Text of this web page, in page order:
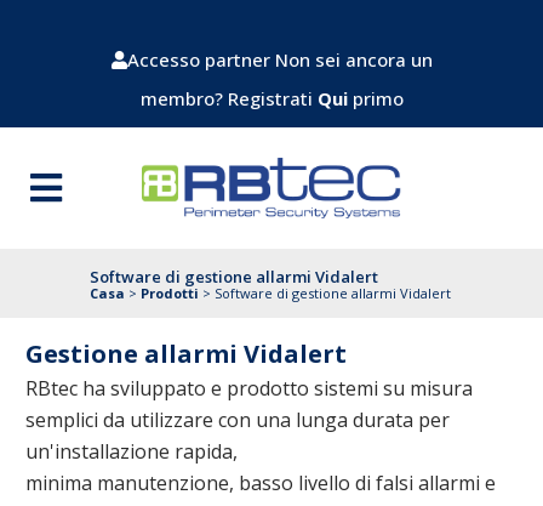
Accesso partnerNon sei ancora un
membro? Registrati Quiprimo
Software di gestione allarmi Vidalert
Casa > Prodotti > Software di gestione allarmi Vidalert
Gestione allarmi Vidalert
RBtec ha sviluppato e prodotto sistemi su misura
semplici da utilizzare con una lunga durata per
un'installazione rapida,
minima manutenzione, basso livello di falsi allarmi e